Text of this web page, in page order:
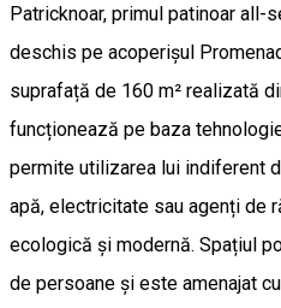
Patricknoar, primul patinoar all-
deschis pe acoperișul
suprafață de 160 m² realizată
funcționează pe baza
permite utilizarea lui indiferent
apă, electricitate sau agenți de
ecologică și modernă. Spațiul
de persoane și este amenajat